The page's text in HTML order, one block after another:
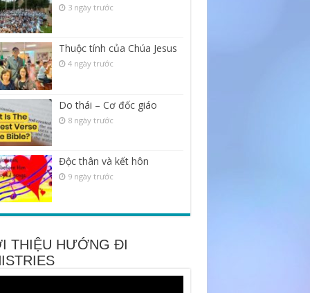
3 ngày trước
Thuộc tính của Chúa Jesus
4 ngày trước
Do thái – Cơ đốc giáo
8 ngày trước
Độc thân và kết hôn
9 ngày trước
THIỆU HƯỚNG ĐI